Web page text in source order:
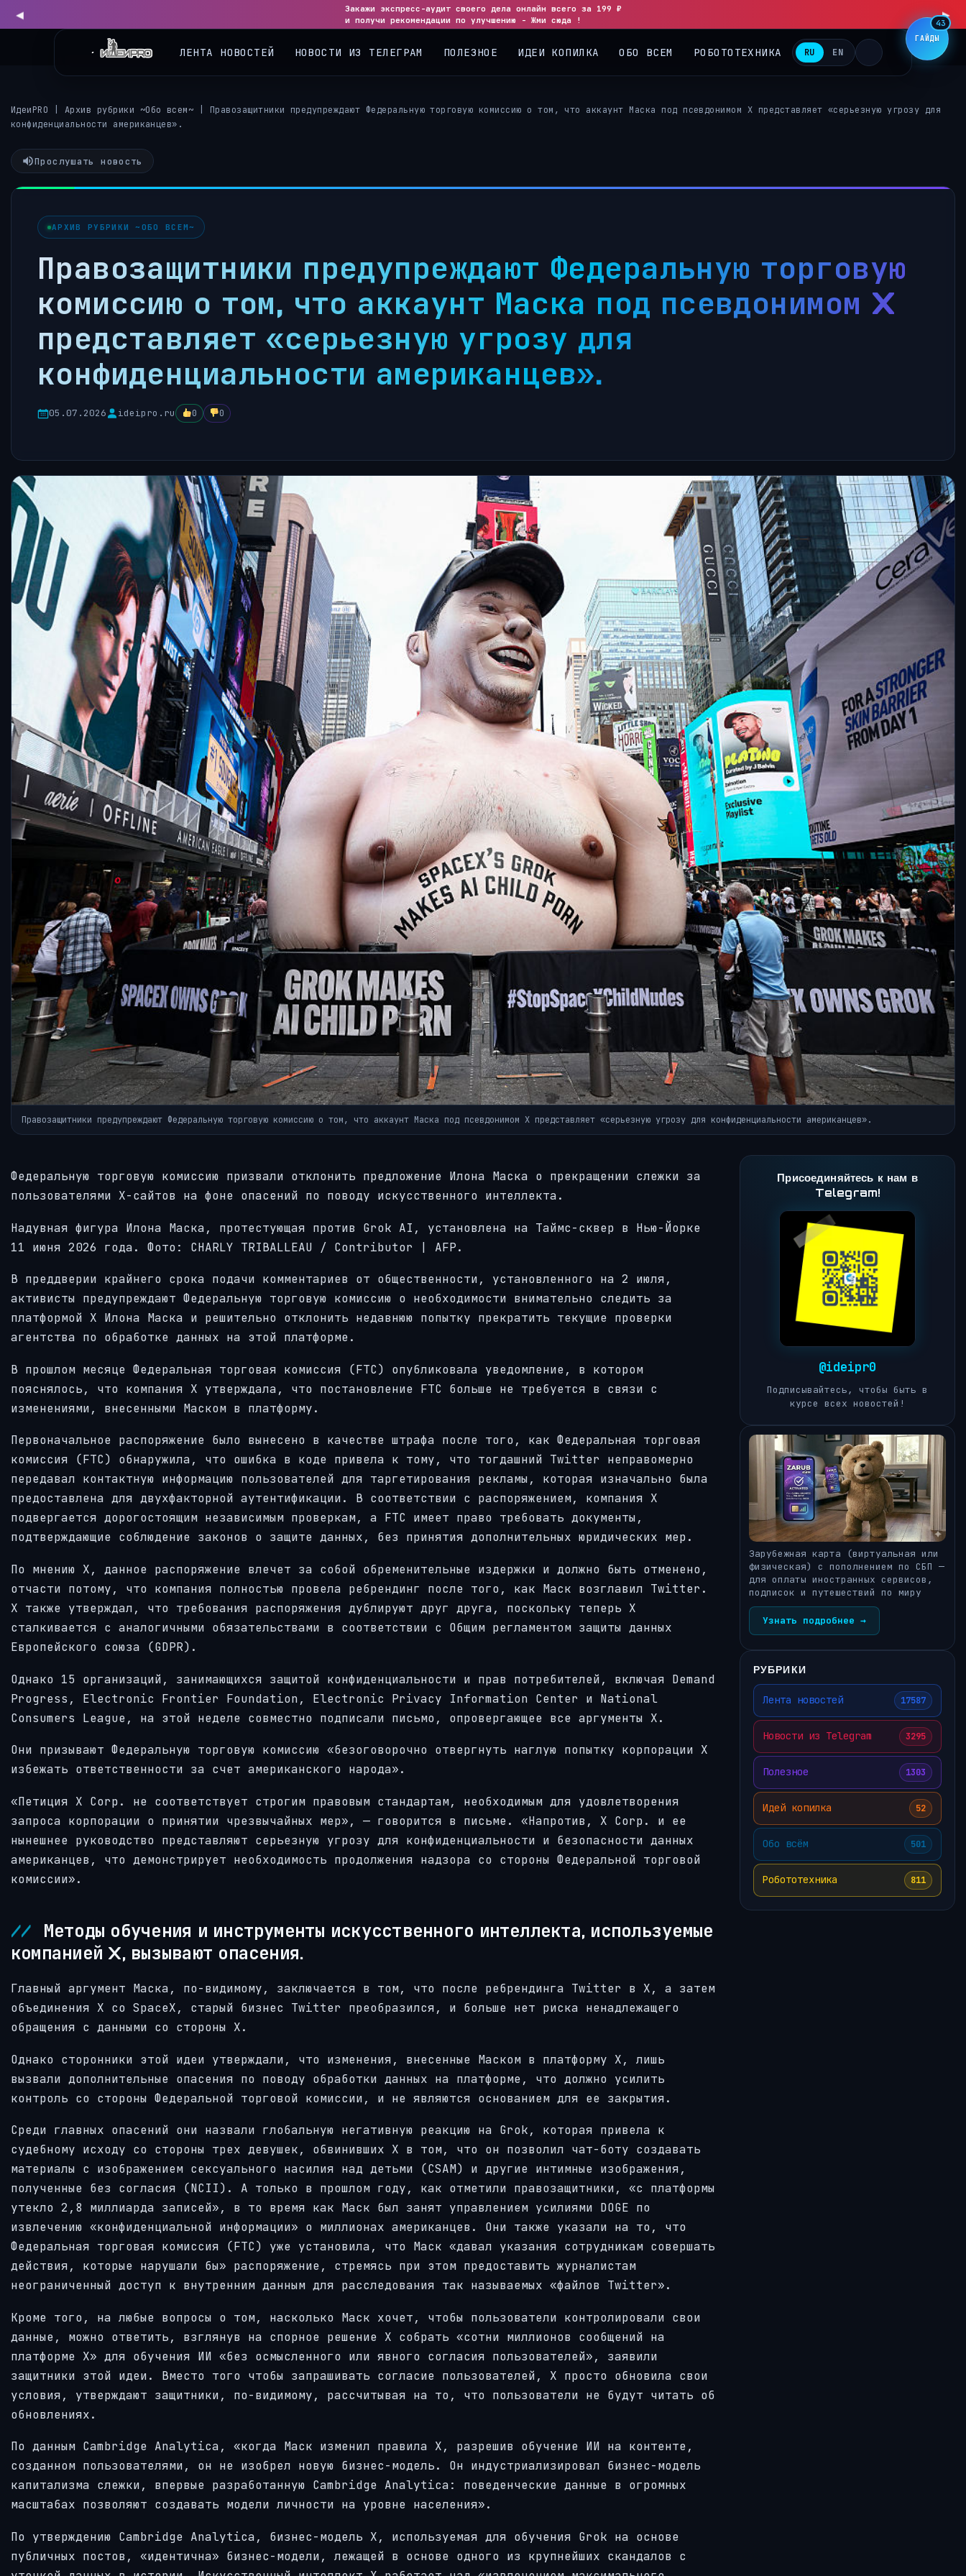
◀
Закажи экспресс-аудит своего дела онлайн всего за 199 ₽
и получи рекомендации по улучшению - Жми сюда !
▶
RU EN
ИдеиPRO Архив рубрики ~Обо всем~
Правозащитники предупреждают Федеральную торговую комиссию о том, что аккаунт Маска под псевдонимом X представляет «серьезную угрозу для
конфиденциальности американцев».
Прослушать новость
АРХИВ РУБРИКИ ~ОБО ВСЕМ~
Правозащитники предупреждают Федеральную торговую
комиссию о том, что аккаунт Маска под псевдонимом X
представляет «серьезную угрозу для
конфиденциальности американцев».
05.07.2026 ideipro.ru 0 0
Правозащитники предупреждают Федеральную торговую комиссию о том, что аккаунт Маска под псевдонимом X представляет «серьезную угрозу для конфиденциальности американцев».
Федеральную торговую комиссию призвали отклонить предложение Илона Маска о прекращении слежки за
пользователями X-сайтов на фоне опасений по поводу искусственного интеллекта.
Надувная фигура Илона Маска, протестующая против Grok AI, установлена на Таймс-сквер в Нью-Йорке
11 июня 2026 года. Фото: CHARLY TRIBALLEAU / Contributor | AFP.
В преддверии крайнего срока подачи комментариев от общественности, установленного на 2 июля,
активисты предупреждают Федеральную торговую комиссию о необходимости внимательно следить за
платформой X Илона Маска и решительно отклонить недавнюю попытку прекратить текущие проверки
агентства по обработке данных на этой платформе.
В прошлом месяце Федеральная торговая комиссия (FTC) опубликовала уведомление, в котором
пояснялось, что компания X утверждала, что постановление FTC больше не требуется в связи с
изменениями, внесенными Маском в платформу.
Первоначальное распоряжение было вынесено в качестве штрафа после того, как Федеральная торговая
комиссия (FTC) обнаружила, что ошибка в коде привела к тому, что тогдашний Twitter неправомерно
передавал контактную информацию пользователей для таргетирования рекламы, которая изначально была
предоставлена для двухфакторной аутентификации. В соответствии с распоряжением, компания X
подвергается дорогостоящим независимым проверкам, а FTC имеет право требовать документы,
подтверждающие соблюдение законов о защите данных, без принятия дополнительных юридических мер.
По мнению X, данное распоряжение влечет за собой обременительные издержки и должно быть отменено,
отчасти потому, что компания полностью провела ребрендинг после того, как Маск возглавил Twitter.
X также утверждал, что требования распоряжения дублируют друг друга, поскольку теперь X
сталкивается с аналогичными обязательствами в соответствии с Общим регламентом защиты данных
Европейского союза (GDPR).
Однако 15 организаций, занимающихся защитой конфиденциальности и прав потребителей, включая Demand
Progress, Electronic Frontier Foundation, Electronic Privacy Information Center и National
Consumers League, на этой неделе совместно подписали письмо, опровергающее все аргументы X.
Они призывают Федеральную торговую комиссию «безоговорочно отвергнуть наглую попытку корпорации X
избежать ответственности за счет американского народа».
«Петиция X Corp. не соответствует строгим правовым стандартам, необходимым для удовлетворения
запроса корпорации о принятии чрезвычайных мер», — говорится в письме. «Напротив, X Corp. и ее
нынешнее руководство представляют серьезную угрозу для конфиденциальности и безопасности данных
американцев, что демонстрирует необходимость продолжения надзора со стороны Федеральной торговой
комиссии».
Методы обучения и инструменты искусственного интеллекта, используемые
компанией X, вызывают опасения.
Главный аргумент Маска, по-видимому, заключается в том, что после ребрендинга Twitter в X, а затем
объединения X со SpaceX, старый бизнес Twitter преобразился, и больше нет риска ненадлежащего
обращения с данными со стороны X.
Однако сторонники этой идеи утверждали, что изменения, внесенные Маском в платформу X, лишь
вызвали дополнительные опасения по поводу обработки данных на платформе, что должно усилить
контроль со стороны Федеральной торговой комиссии, и не являются основанием для ее закрытия.
Среди главных опасений они назвали глобальную негативную реакцию на Grok, которая привела к
судебному исходу со стороны трех девушек, обвинивших X в том, что он позволил чат-боту создавать
материалы с изображением сексуального насилия над детьми (CSAM) и другие интимные изображения,
полученные без согласия (NCII). А только в прошлом году, как отметили правозащитники, «с платформы
утекло 2,8 миллиарда записей», в то время как Маск был занят управлением усилиями DOGE по
извлечению «конфиденциальной информации» о миллионах американцев. Они также указали на то, что
Федеральная торговая комиссия (FTC) уже установила, что Маск «давал указания сотрудникам совершать
действия, которые нарушали бы» распоряжение, стремясь при этом предоставить журналистам
неограниченный доступ к внутренним данным для расследования так называемых «файлов Twitter».
Кроме того, на любые вопросы о том, насколько Маск хочет, чтобы пользователи контролировали свои
данные, можно ответить, взглянув на спорное решение X собрать «сотни миллионов сообщений на
платформе X» для обучения ИИ «без осмысленного или явного согласия пользователей», заявили
защитники этой идеи. Вместо того чтобы запрашивать согласие пользователей, X просто обновила свои
условия, утверждают защитники, по-видимому, рассчитывая на то, что пользователи не будут читать об
обновлениях.
По данным Cambridge Analytica, «когда Маск изменил правила X, разрешив обучение ИИ на контенте,
созданном пользователями, он не изобрел новую бизнес-модель. Он индустриализировал бизнес-модель
капитализма слежки, впервые разработанную Cambridge Analytica: поведенческие данные в огромных
масштабах позволяют создавать модели личности на уровне населения».
По утверждению Cambridge Analytica, бизнес-модель X, используемая для обучения Grok на основе
публичных постов, «идентична» бизнес-модели, лежащей в основе одного из крупнейших скандалов с
Присоединяйтесь к нам в
Telegram!
@ideipr0
Подписывайтесь, чтобы быть в
курсе всех новостей!
Зарубежная карта (виртуальная или
физическая) с пополнением по СБП —
для оплаты иностранных сервисов,
подписок и путешествий по миру
Узнать подробнее →
РУБРИКИ
Лента новостей 17587
Новости из Telegram 3295
Полезное 1303
Идей копилка 52
Обо всём 501
Робототехника 811
ГАЙДЫ
43